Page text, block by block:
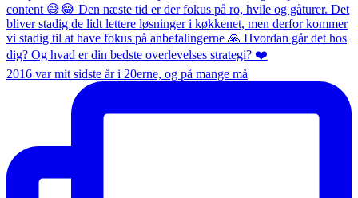
2016 var mit sidste år i 20erne, og på mange må